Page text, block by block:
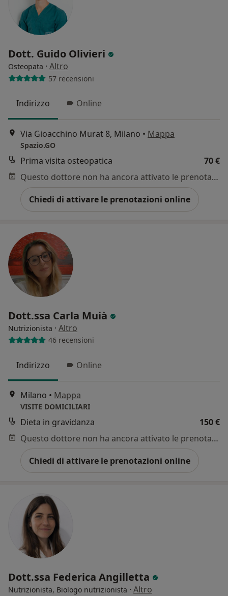
Dott. Guido Olivieri
Osteopata · Altro
57 recensioni
Indirizzo Online
Via Gioacchino Murat 8, Milano • Mappa
Spazio.GO
Prima visita osteopatica
70 €
Questo dottore non ha ancora attivato le prenotazioni online presso questo indirizzo.
Chiedi di attivare le prenotazioni online
Dott.ssa Carla Muià
Nutrizionista · Altro
46 recensioni
Indirizzo Online
Milano • Mappa
VISITE DOMICILIARI
Dieta in gravidanza
150 €
Questo dottore non ha ancora attivato le prenotazioni online presso questo indirizzo.
Chiedi di attivare le prenotazioni online
Dott.ssa Federica Angilletta
Nutrizionista, Biologo nutrizionista · Altro